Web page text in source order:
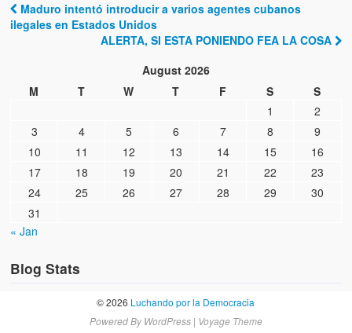
Post navigation
Maduro intentó introducir a varios agentes cubanos
ilegales en Estados Unidos
ALERTA, SI ESTA PONIENDO FEA LA COSA
August 2026
M
T W T F S
S
1
2
3
4 5 6 7 8
9
10
11 12 13 14 15
16
17
18 19 20 21 22
23
24
25 26 27 28 29
30
31
« Jan
Blog Stats
© 2026 Luchando por la Democracia
Powered By WordPress| Voyage Theme